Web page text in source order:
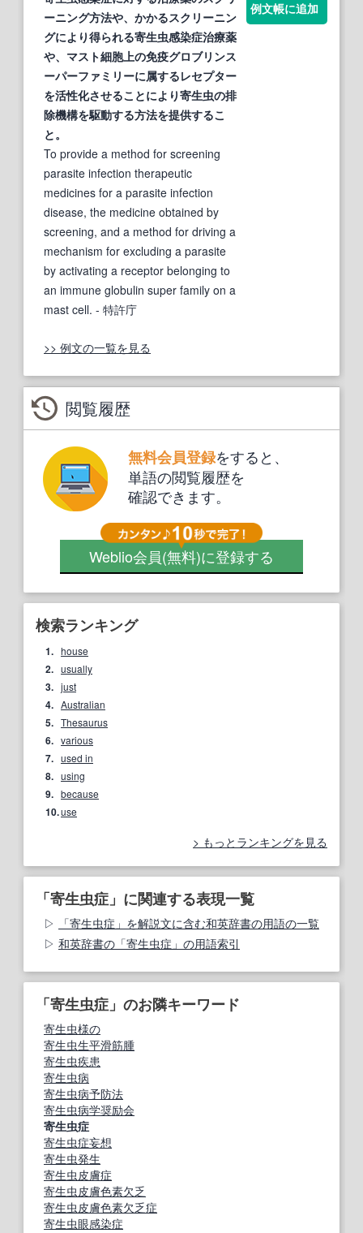
ーニング方法や、かかるスクリーニン
グにより得られる寄生虫感染症治療薬
や、マスト細胞上の免疫グロブリンス
ーパーファミリーに属するレセプター
を活性化させることにより寄生虫の排
除機構を駆動する方法を提供するこ
と。
To provide a method for screening
parasite infection therapeutic
medicines for a parasite infection
disease, the medicine obtained by
screening, and a method for driving a
mechanism for excluding a parasite
by activating a receptor belonging to
an immune globulin super family on a
mast cell. - 特許庁
例文帳に追加
>> 例文の一覧を見る
閲覧履歴
無料会員登録をすると、
単語の閲覧履歴を
確認できます。
Weblio会員(無料)に登録する
検索ランキング
1. house
2. usually
3. just
4. Australian
5. Thesaurus
6. various
7. used in
8. using
9. because
10.use
もっとランキングを見る
「寄生虫症」に関連する表現一覧
「寄生虫症」を解説文に含む和英辞書の用語の一覧
和英辞書の「寄生虫症」の用語索引
「寄生虫症」のお隣キーワード
寄生虫様の
寄生虫生平滑筋腫
寄生虫疾患
寄生虫病
寄生虫病予防法
寄生虫病学奨励会
寄生虫症
寄生虫症妄想
寄生虫発生
寄生虫皮膚症
寄生虫皮膚色素欠乏
寄生虫皮膚色素欠乏症
寄生虫眼感染症